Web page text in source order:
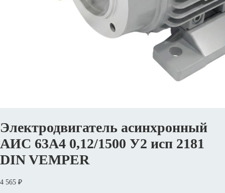
Электродвигатель асинхронный
АИС 63А4 0,12/1500 У2 исп 2181
DIN VEMPER
4 565 ₽